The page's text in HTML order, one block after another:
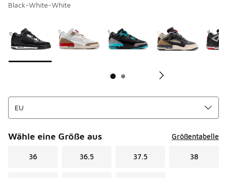
Black-White-White
Wähle eine Größe aus Größentabelle
36 36.5 37.5 38